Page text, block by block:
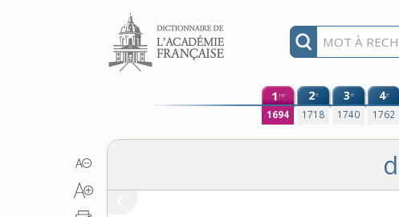
Aller au contenu
1 re
1694
2e
1718
3e
1740
4e
1762